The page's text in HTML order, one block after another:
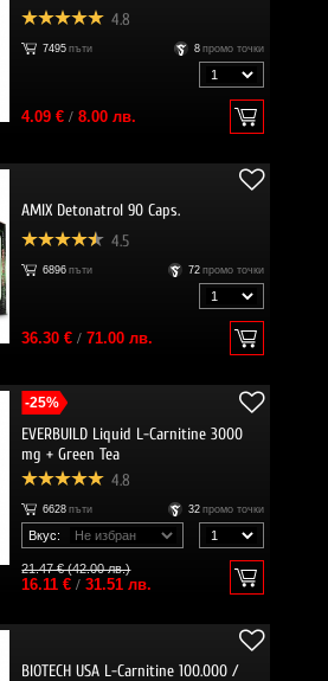
4.8
7495 пъти 8 промо точки
4.09 €/ 8.00 лв.
AMIX Detonatrol 90 Caps.
4.5
6896 пъти 72 промо точки
36.30 €/ 71.00 лв.
-25%
EVERBUILD Liquid L-Carnitine 3000
mg + Green Tea
4.8
6628 пъти 32 промо точки
Вкус:
21.47 € (42.00 лв.)
16.11 €/ 31.51 лв.
BIOTECH USA L-Carnitine 100.000 /